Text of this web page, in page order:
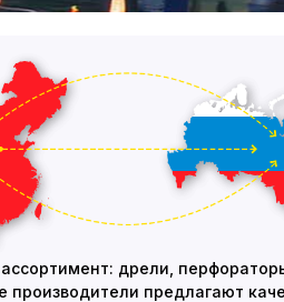
дрели,
производители предлагают